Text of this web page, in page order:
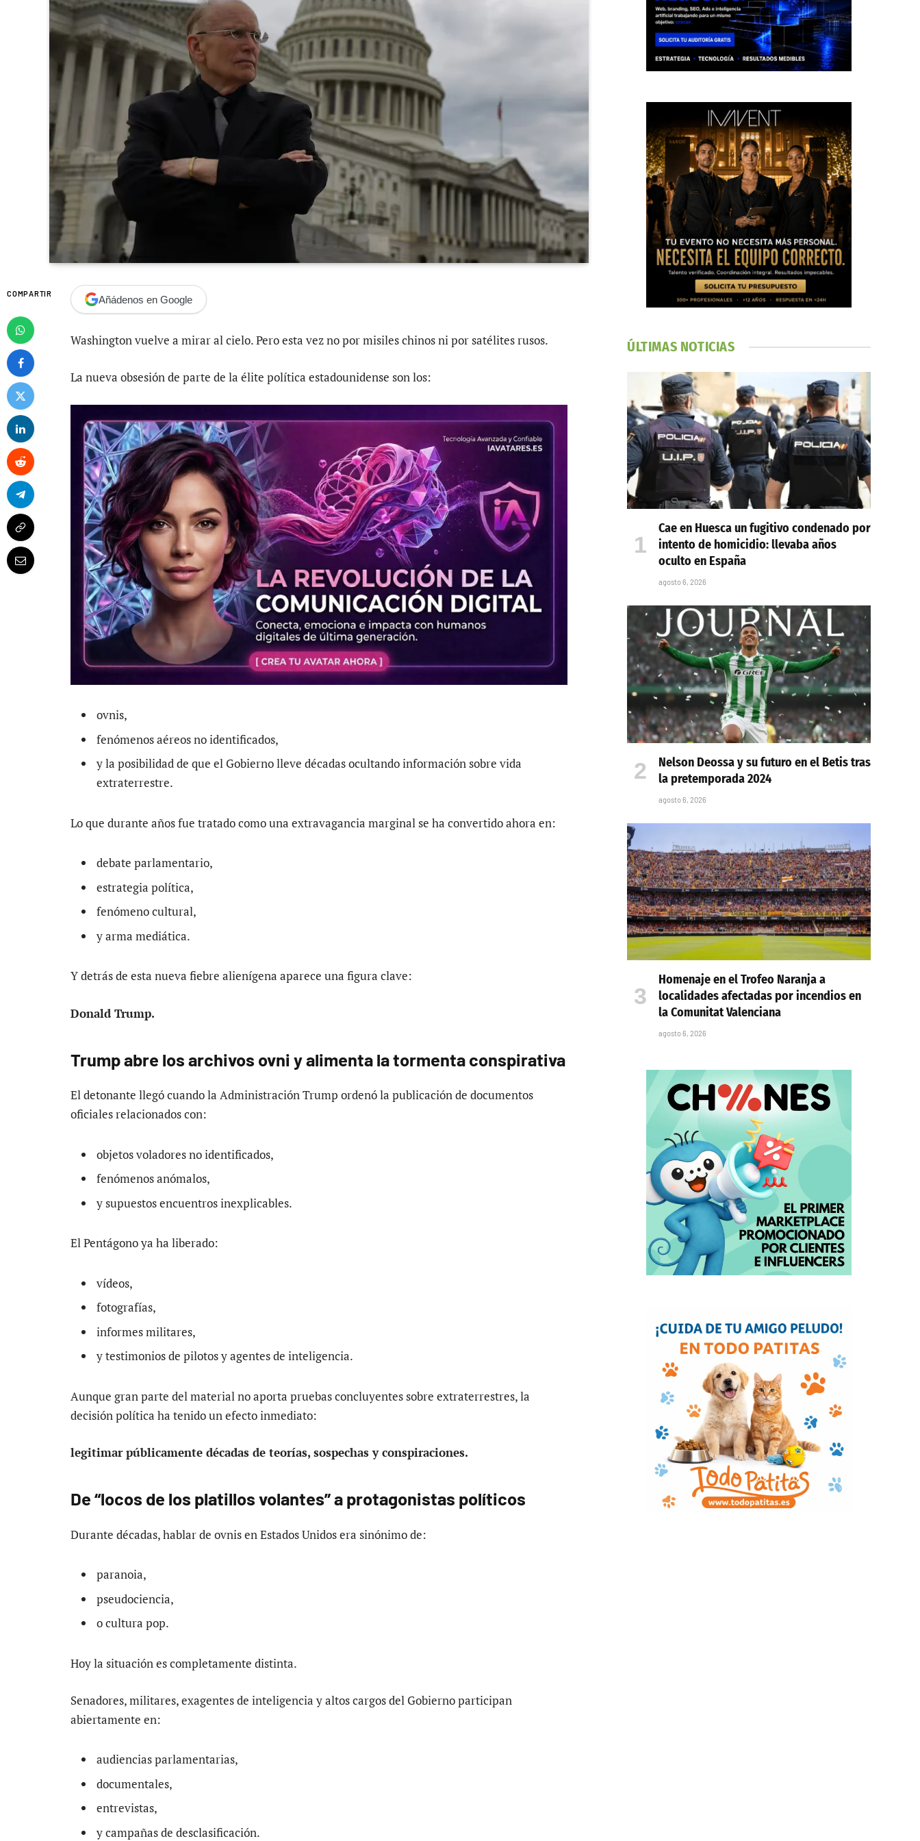
COMPARTIR Añádenos en Google
Washington vuelve a mirar al cielo. Pero esta vez no por misiles chinos ni por satélites rusos.
La nueva obsesión de parte de la élite política estadounidense son los:
ovnis,
fenómenos aéreos no identificados,
y la posibilidad de que el Gobierno lleve décadas ocultando información sobre vida
extraterrestre.
Lo que durante años fue tratado como una extravagancia marginal se ha convertido ahora en:
debate parlamentario,
estrategia política,
fenómeno cultural,
y arma mediática.
Y detrás de esta nueva fiebre alienígena aparece una figura clave:
Donald Trump.
Trump abre los archivos ovni y alimenta la tormenta conspirativa
El detonante llegó cuando la Administración Trump ordenó la publicación de documentos
oficiales relacionados con:
objetos voladores no identificados,
fenómenos anómalos,
y supuestos encuentros inexplicables.
El Pentágono ya ha liberado:
vídeos,
fotografías,
informes militares,
y testimonios de pilotos y agentes de inteligencia.
Aunque gran parte del material no aporta pruebas concluyentes sobre extraterrestres, la
decisión política ha tenido un efecto inmediato:
legitimar públicamente décadas de teorías, sospechas y conspiraciones.
De “locos de los platillos volantes” a protagonistas políticos
Durante décadas, hablar de ovnis en Estados Unidos era sinónimo de:
paranoia,
pseudociencia,
o cultura pop.
Hoy la situación es completamente distinta.
Senadores, militares, exagentes de inteligencia y altos cargos del Gobierno participan
abiertamente en:
audiencias parlamentarias,
documentales,
entrevistas,
y campañas de desclasificación.
ÚLTIMAS NOTICIAS
Cae en Huesca un fugitivo condenado por
intento de homicidio: llevaba años
oculto en España
agosto 6, 2026
Nelson Deossa y su futuro en el Betis tras
la pretemporada 2024
agosto 6, 2026
Homenaje en el Trofeo Naranja a
localidades afectadas por incendios en
la Comunitat Valenciana
agosto 6, 2026